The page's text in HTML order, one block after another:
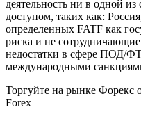
деятельность ни в одной
доступом, таких как:
определенных FATF как
риска и не
недостатки в сфере ПОД/
международными
Торгуйте на рынке Форекс
Forex